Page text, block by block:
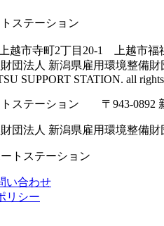
ステーション
越市寺町2丁目20-1 上越市福
団法人 新潟県雇用環境整備財
SUPPORT STATION. all rights
トステーション 〒943-0892
団法人 新潟県雇用環境整備財
い合わせ
リシー